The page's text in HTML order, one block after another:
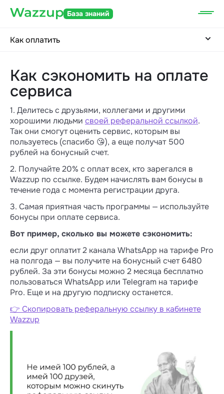
База знаний
Как оплатить
Как сэкономить на оплате
сервиса
1. Делитесь с друзьями, коллегами и другими
хорошими людьми своей реферальной ссылкой.
Так они смогут оценить сервис, которым вы
пользуетесь (спасибо 😘), а еще получат 500
рублей на бонусный счет.
2. Получайте 20% с оплат всех, кто зарегался в
Wazzup по ссылке. Будем начислять вам бонусы в
течение года с момента регистрации друга.
3. Самая приятная часть программы — используйте
бонусы при оплате сервиса.
Вот пример, сколько вы можете сэкономить:
если друг оплатит 2 канала WhatsApp на тарифе Pro
на полгода — вы получите на бонусный счет 6480
рублей. За эти бонусы можно 2 месяца бесплатно
пользоваться WhatsApp или Telegram на тарифе
Pro. Еще и на другую подписку останется.
👉 Скопировать реферальную ссылку в кабинете
Wazzup